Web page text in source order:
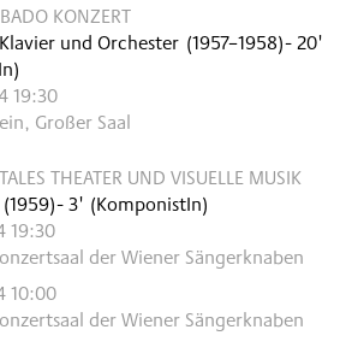
KONZERT
und Orchester (1957–1958)- 20'
19:30
Großer Saal
THEATER UND VISUELLE MUSIK
(1959)- 3' (KomponistIn)
19:30
der Wiener Sängerknaben
10:00
der Wiener Sängerknaben